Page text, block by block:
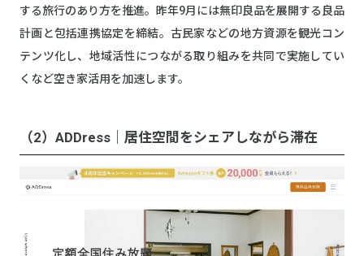
する旅行のあり方を推進。昨年9月には無印良品を展開する良品
計画と包括連携協定を締結。古民家などの地方資源を観光コン
テンツ化し、地域活性につながる取り組みを共同で実施してい
くなど空き家活用を加速します。
（2）ADDress｜居住空間をシェアしながら滞在